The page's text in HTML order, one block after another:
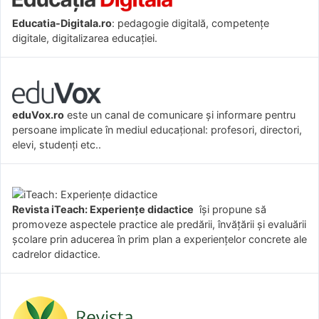
Educatia-Digitala.ro: pedagogie digitală, competențe
digitale, digitalizarea educației.
eduVox.ro este un canal de comunicare și informare pentru
persoane implicate în mediul educațional: profesori, directori,
elevi, studenți etc..
Revista iTeach: Experienţe didactice îşi propune să
promoveze aspectele practice ale predării, învăţării şi evaluării
şcolare prin aducerea în prim plan a experienţelor concrete ale
cadrelor didactice.